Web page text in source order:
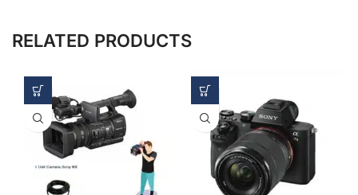
RELATED PRODUCTS